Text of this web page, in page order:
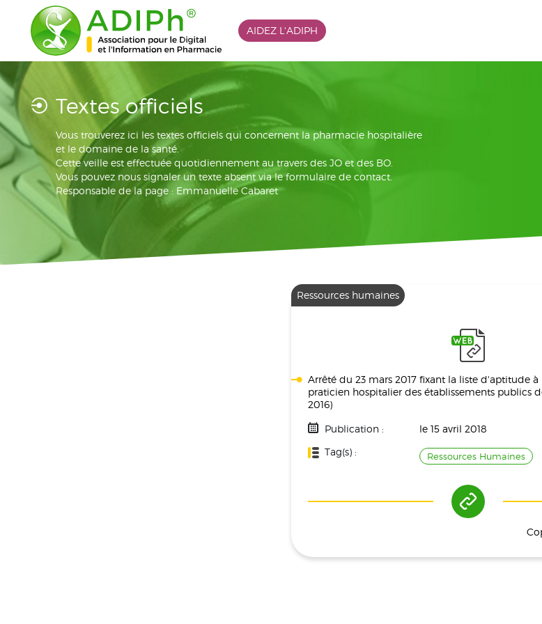
AIDEZ L'ADIPH
Textes officiels
Vous trouverez ici les textes officiels qui concernent la pharmacie hospitalière
et le domaine de la santé.
Cette veille est effectuée quotidiennement au travers des JO et des BO.
Vous pouvez nous signaler un texte absent via le formulaire de contact.
Responsable de la page : Emmanuelle Cabaret
Ressources humaines
Arrêté du 23 mars 2017 fixant la liste d'aptitude
praticien hospitalier des établissements publics
2016)
Publication :
le 15 avril 2018
Tag(s) :
Ressources Humaines